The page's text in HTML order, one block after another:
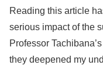
Reading this article
serious impact of the
Professor
they deepened my